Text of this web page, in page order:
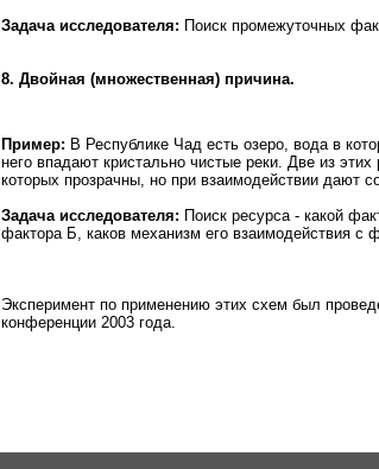
Задача исследователя: Поиск промежуточных
8. Двойная (множественная) причина.
Пример: В Республике Чад есть озеро, вода в
него впадают кристально чистые реки. Две из
которых прозрачны, но при взаимодействии дают
Задача исследователя: Поиск ресурса - какой
фактора Б, каков механизм его взаимодействия с
Эксперимент по применению этих схем был
конференции 2003 года.